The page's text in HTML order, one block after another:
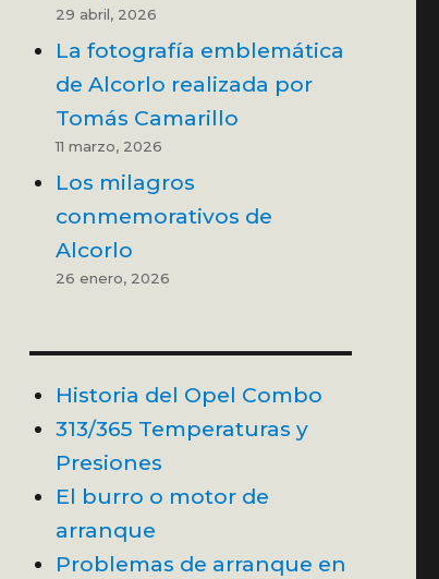
29 abril, 2026
La fotografía emblemática
de Alcorlo realizada por
Tomás Camarillo
11 marzo, 2026
Los milagros
conmemorativos de
Alcorlo
26 enero, 2026
Historia del Opel Combo
313/365 Temperaturas y
Presiones
El burro o motor de
arranque
Problemas de arranque en